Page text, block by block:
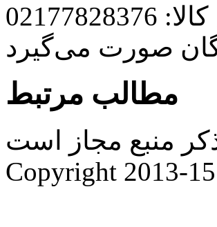
صورت می‌گیرد
مطالب مرتبط
منبع مجاز است. |
Copyright 2013-